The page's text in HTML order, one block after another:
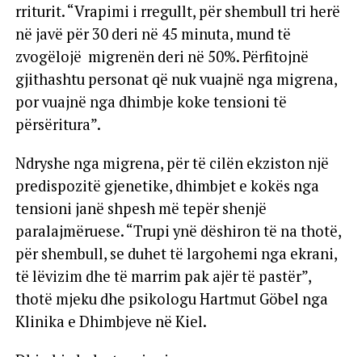
rriturit. “Vrapimi i rregullt, për shembull tri herë
në javë për 30 deri në 45 minuta, mund të
zvogëlojë migrenën deri në 50%. Përfitojnë
gjithashtu personat që nuk vuajnë nga migrena,
por vuajnë nga dhimbje koke tensioni të
përsëritura”.
Ndryshe nga migrena, për të cilën ekziston një
predispozitë gjenetike, dhimbjet e kokës nga
tensioni janë shpesh më tepër shenjë
paralajmëruese. “Trupi ynë dëshiron të na thotë,
për shembull, se duhet të largohemi nga ekrani,
të lëvizim dhe të marrim pak ajër të pastër”,
thotë mjeku dhe psikologu Hartmut Göbel nga
Klinika e Dhimbjeve në Kiel.